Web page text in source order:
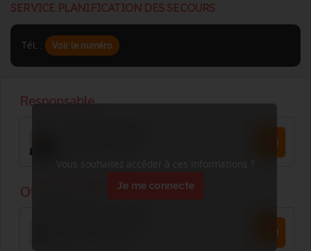
SERVICE PLANIFICATION DES SECOURS
Tél. : Voir le numéro
Vous souhaitez accéder à ces informations ?
Je me connecte